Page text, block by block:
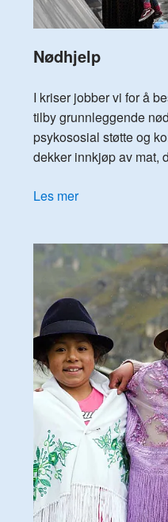
Nødhjelp
I kriser jobber vi for å
tilby grunnleggende
psykososial støtte og
dekker innkjøp av mat,
Les mer